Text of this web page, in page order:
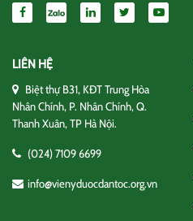
LIÊN HỆ
Biệt thự B31, KĐT Trung Hòa
Nhân Chính, P. Nhân Chính, Q.
Thanh Xuân, TP Hà Nội.
(024) 7109 6699
info@vienyduocdantoc.org.vn